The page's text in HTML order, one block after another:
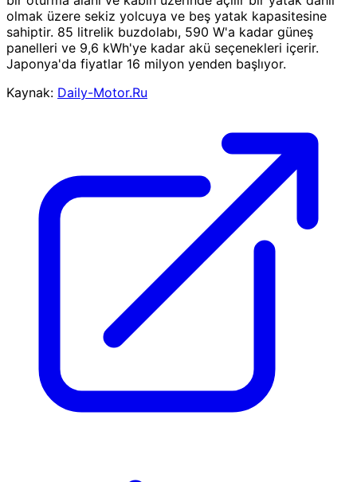
olmak üzere sekiz yolcuya ve beş yatak kapasitesine
sahiptir. 85 litrelik buzdolabı, 590 W'a kadar güneş
panelleri ve 9,6 kWh'ye kadar akü seçenekleri içerir.
Japonya'da fiyatlar 16 milyon yenden başlıyor.
Kaynak: Daily-Motor.Ru